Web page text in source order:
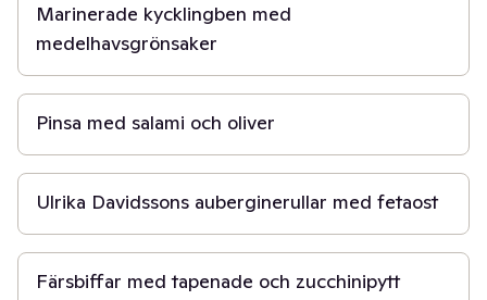
Marinerade kycklingben med
medelhavsgrönsaker
30 min
Pinsa med salami och oliver
40 min
Ulrika Davidssons auberginerullar med fetaost
30 min
Färsbiffar med tapenade och zucchinipytt